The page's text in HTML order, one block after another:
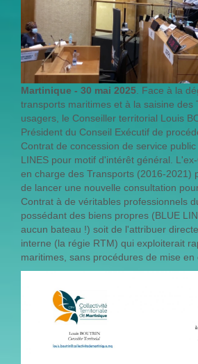
Martinique - 30 mai 2025 . Face à la
transports maritimes et à la saisine des
usagers, le Conseiller territorial Louis
Président du Conseil Exécutif de
Contrat de concession de service
LINES pour motif d'intérêt général.
en charge des Transports (2016-2021)
de lancer une nouvelle consultation
Contrat à de véritables professionnels
possédant des biens propres (BLUE
aucun bateau !) soit de l'attribuer
interne (la régie RTM) qui exploiterait
maritimes, sans procédures de mise en